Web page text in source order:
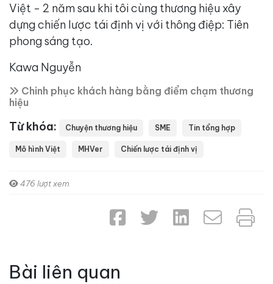
Việt - 2 năm sau khi tôi cùng thương hiệu xây
dựng chiến lược tái định vị với thông điệp: Tiên
phong sáng tạo.
Kawa Nguyễn
Chinh phục khách hàng bằng điểm chạm thương
hiệu
Từ khóa: Chuyện thương hiệu SME Tin tổng hợp
Mô hình Việt MHVer Chiến lược tái định vị
476 lượt xem
Bài liên quan